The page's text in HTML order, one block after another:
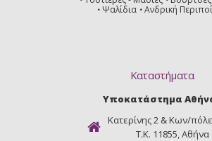
Ψαλίδια
Ανδρική
Καταστήματα
Υποκατάστημα
Κατερίνης 2 & Κων/
Τ.Κ. 11855, Αθήνα